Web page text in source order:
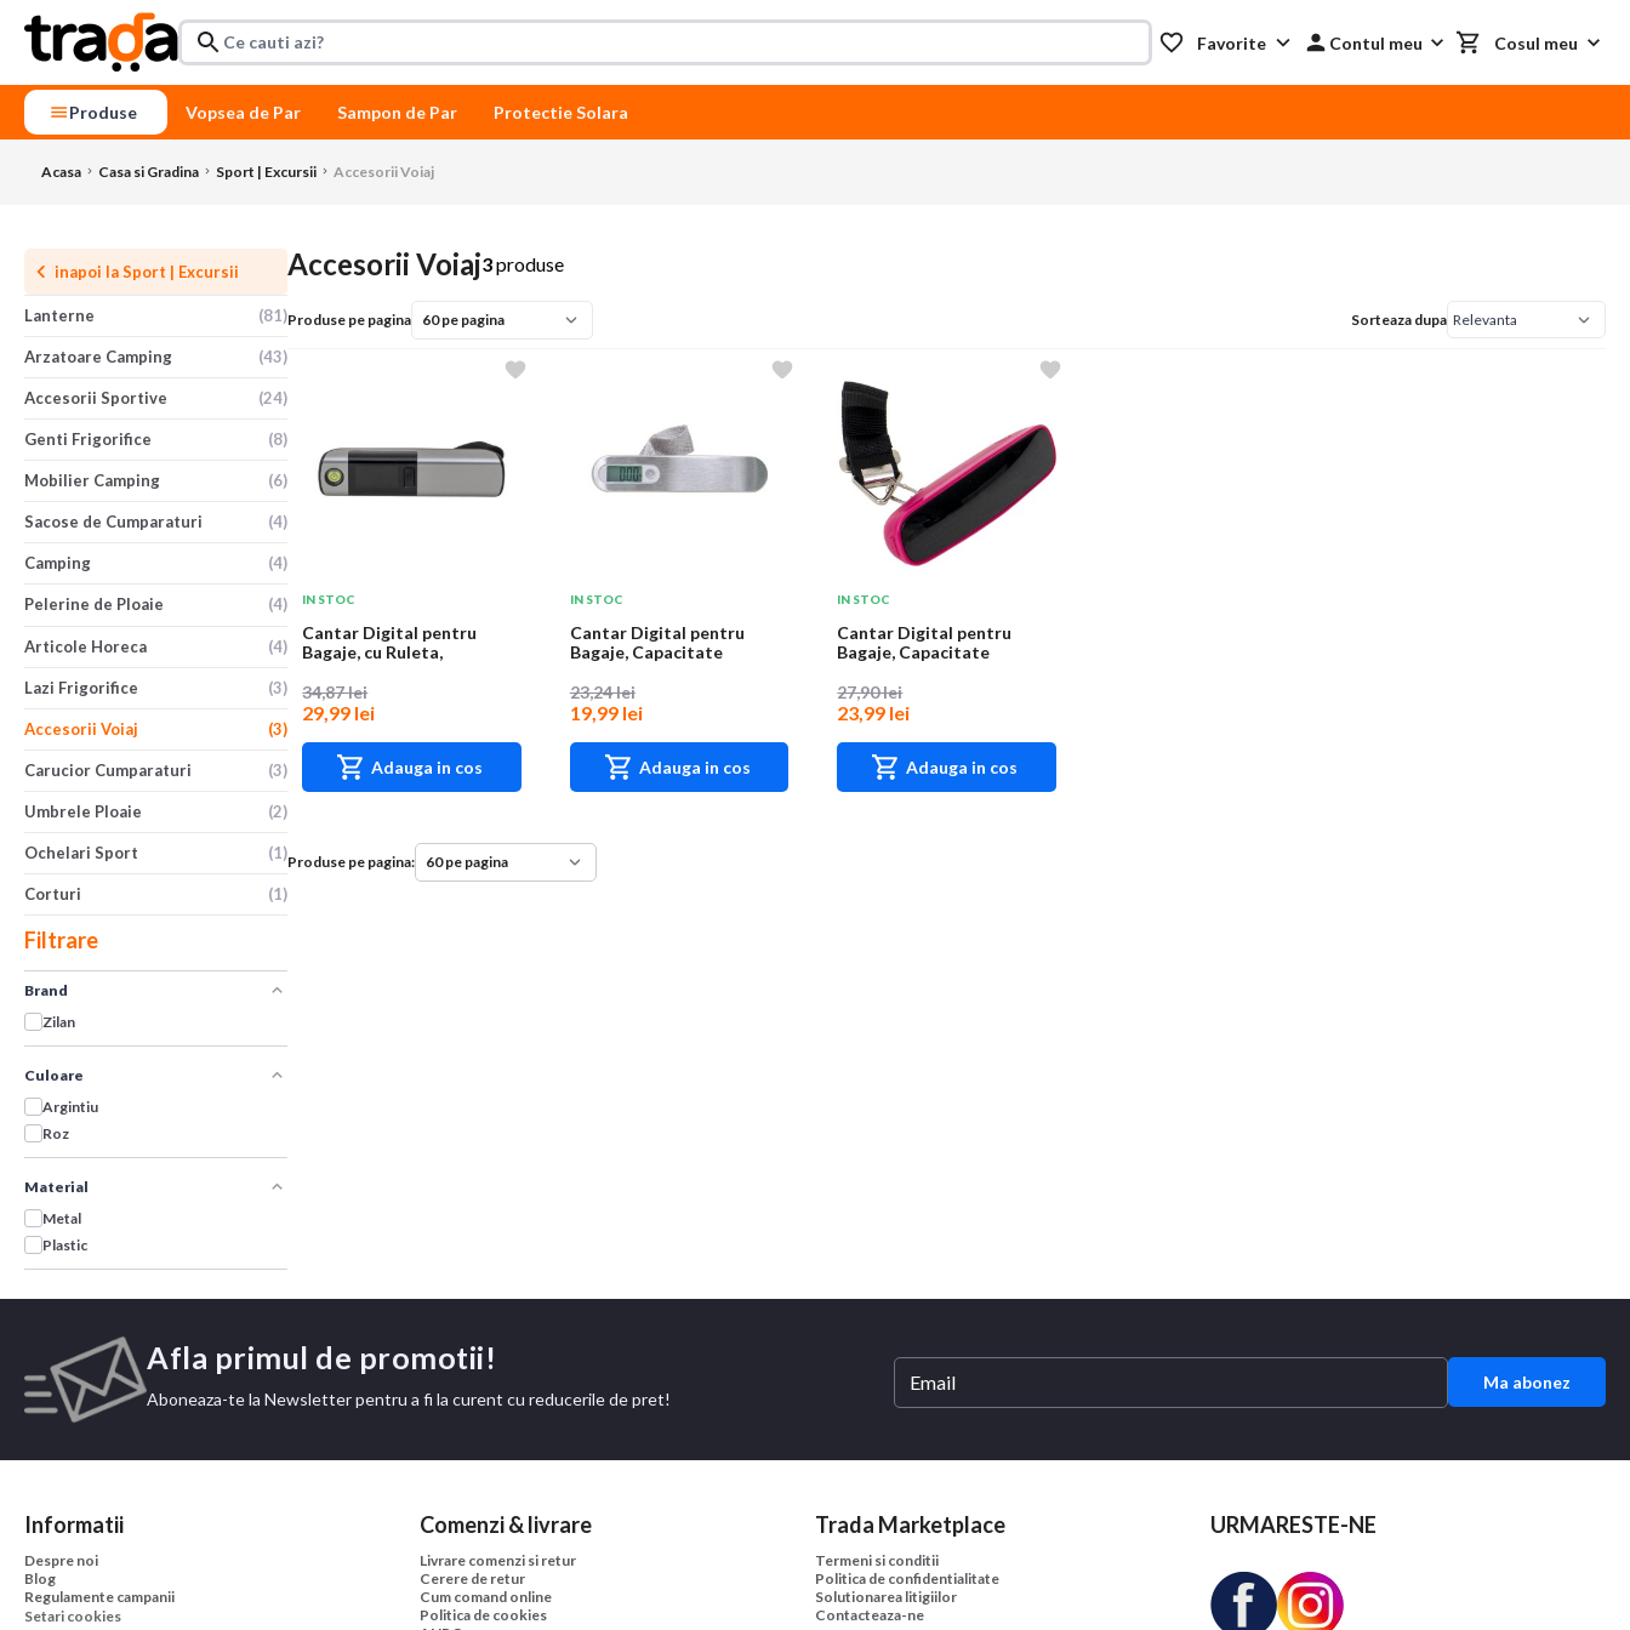
Contul meu
Favorite Cosul meu
Produse Vopsea de Par Sampon de Par Protectie Solara
Acasa Casa si Gradina Sport | Excursii Accesorii Voiaj
inapoi laSport | Excursii
Lanterne (81)
Arzatoare Camping (43)
Accesorii Sportive (24)
Genti Frigorifice (8)
Mobilier Camping (6)
Sacose de Cumparaturi (4)
Camping (4)
Pelerine de Ploaie (4)
Articole Horeca (4)
Lazi Frigorifice (3)
Accesorii Voiaj (3)
Carucior Cumparaturi (3)
Umbrele Ploaie (2)
Ochelari Sport (1)
Corturi (1)
Filtrare
Brand
Zilan
Culoare
Argintiu
Roz
Material
Metal
Plastic
Accesorii Voiaj3produse
Produse pe pagina Sorteaza dupa
IN STOC
Cantar Digital pentru
Bagaje, cu Ruleta,
34,87 lei
29,99 lei
Adauga in cos
IN STOC
Cantar Digital pentru
Bagaje, Capacitate
23,24 lei
19,99 lei
Adauga in cos
IN STOC
Cantar Digital pentru
Bagaje, Capacitate
27,90 lei
23,99 lei
Adauga in cos
Produse pe pagina:
Afla primul de promotii!
Aboneaza-te la Newsletter pentru a fi la curent cu reducerile de pret!
Ma abonez
Informatii
Despre noi
Blog
Regulamente campanii
Setari cookies
Comenzi & livrare
Livrare comenzi si retur
Cerere de retur
Cum comand online
Politica de cookies
Trada Marketplace
Termeni si conditii
Politica de confidentialitate
Solutionarea litigiilor
Contacteaza-ne
URMARESTE-NE